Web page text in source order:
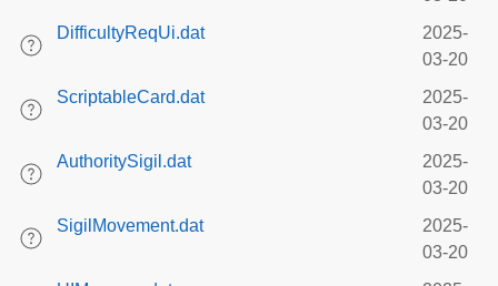
DifficultyReqUi.dat
2025-
03-20
ScriptableCard.dat
2025-
03-20
AuthoritySigil.dat
2025-
03-20
SigilMovement.dat
2025-
03-20